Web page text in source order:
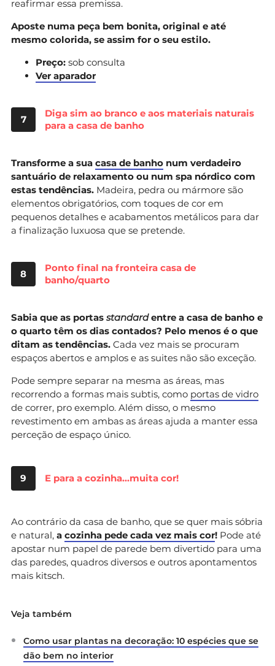
reafirmar essa premissa.
Aposte numa peça bem bonita, original e até
mesmo colorida, se assim for o seu estilo.
Preço: sob consulta
Ver aparador
7
Diga sim ao branco e aos materiais naturais
para a casa de banho
Transforme a sua casa de banho num verdadeiro
santuário de relaxamento ou num spa nórdico com
estas tendências. Madeira, pedra ou mármore são
elementos obrigatórios, com toques de cor em
pequenos detalhes e acabamentos metálicos para dar
a finalização luxuosa que se pretende.
8
Ponto final na fronteira casa de
banho/quarto
Sabia que as portas standardentre a casa de banho e
o quarto têm os dias contados? Pelo menos é o que
ditam as tendências. Cada vez mais se procuram
espaços abertos e amplos e as suites não são exceção.
Pode sempre separar na mesma as áreas, mas
recorrendo a formas mais subtis, como portas de vidro
de correr, pro exemplo. Além disso, o mesmo
revestimento em ambas as áreas ajuda a manter essa
perceção de espaço único.
9 E para a cozinha…muita cor!
Ao contrário da casa de banho, que se quer mais sóbria
e natural, a cozinha pede cada vez mais cor! Pode até
apostar num papel de parede bem divertido para uma
das paredes, quadros diversos e outros apontamentos
mais kitsch.
Veja também
Como usar plantas na decoração: 10 espécies que se
dão bem no interior